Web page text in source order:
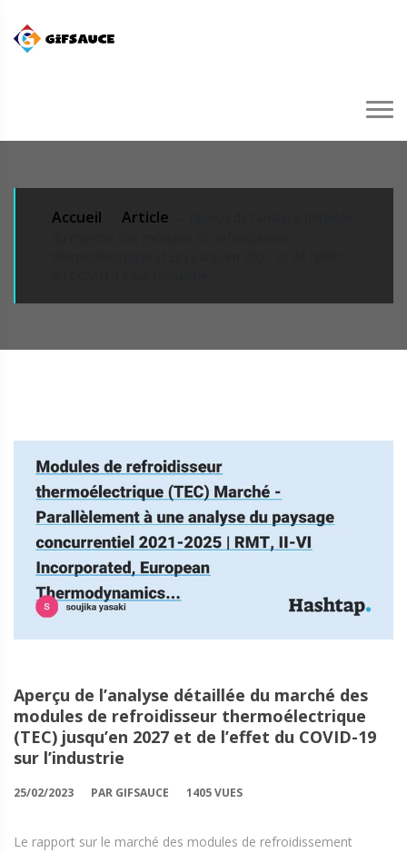
Accueil Article
Aperçu de l’analyse détaillée du marché des
modules de refroidisseur thermoélectrique
(TEC) jusqu’en 2027 et de l’effet du COVID-19
sur l’industrie
25/02/2023 PAR GIFSAUCE 1405 VUES
Le rapport sur le marché des modules de refroidissement